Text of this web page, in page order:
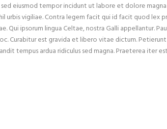
eiusmod tempor incidunt ut labore et dolore magna
urbis vigiliae. Contra legem facit qui id facit quod lex
Qui ipsorum lingua Celtae, nostra Galli appellantur.
Curabitur est gravida et libero vitae dictum.
tempus ardua ridiculus sed magna. Praeterea iter